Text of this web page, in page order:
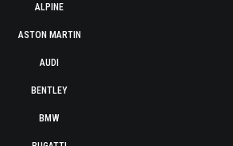
ALPINE
ASTON MARTIN
AUDI
BENTLEY
BMW